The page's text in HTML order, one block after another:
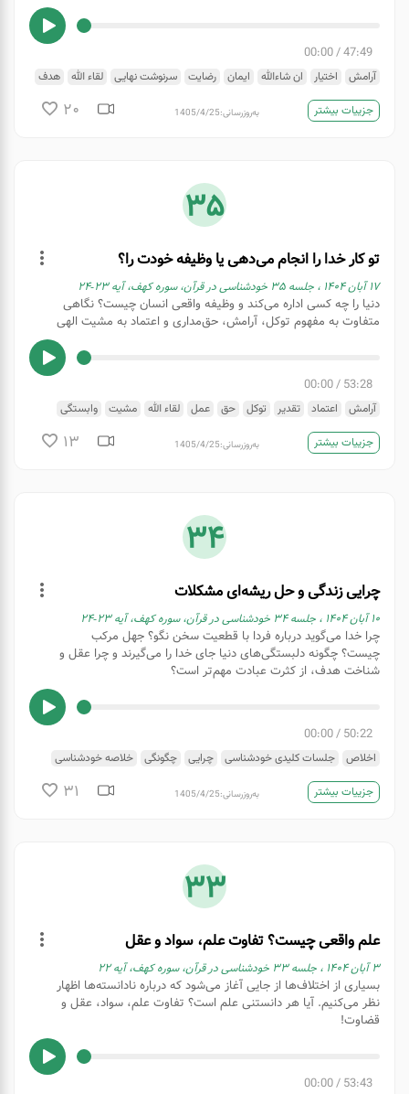
47:49
/
00:00
آرامش اختیار ان شاءالله ایمان رضایت سرنوشت نهایی لقاء الله
هدف
یقین
جزییات بیشتر به‌روزرسانی:1405/4/25
20
35
تو کار خدا را انجام می‌دهی یا وظیفه خودت را؟
۱۷ آبان ۱۴۰۴ ، جلسه ۳۵ خودشناسی در قرآن، سوره کهف، آیه ۲۳-۲۴
دنیا را چه کسی اداره می‌کند و وظیفه واقعی انسان چیست؟ نگاهی
متفاوت به مفهوم توکل، آرامش، حق‌مداری و اعتماد به مشیت الهی
53:28
/
00:00
آرامش اعتماد تقدیر توکل حق عمل لقاء الله مشیت
وابستگی
وظیفه
جزییات بیشتر به‌روزرسانی:1405/4/25
13
34
چرایی زندگی و حل ریشه‌‌ای مشکلات
۱۰ آبان ۱۴۰۴ ، جلسه ۳۴ خودشناسی در قرآن، سوره کهف، آیه ۲۳-۲۴
چرا خدا می‌گوید درباره فردا با قطعیت سخن نگو؟ جهل مرکب
چیست؟ چگونه دلبستگی‌های دنیا جای خدا را می‌گیرند و چرا عقل و
شناخت هدف، از کثرت عبادت مهم‌تر است؟
50:22
/
00:00
اخلاص جلسات کلیدی خودشناسی چرایی چگونگی
خلاصه خودشناسی
طلبکاری
عقل
جزییات بیشتر به‌روزرسانی:1405/4/25
31
33
علم واقعی چیست؟ تفاوت علم، سواد و عقل
۳ آبان ۱۴۰۴ ، جلسه ۳۳ خودشناسی در قرآن، سوره کهف، آیه ۲۲
بسیاری از اختلاف‌ها از جایی آغاز می‌شود که درباره نادانسته‌ها اظهار
نظر می‌کنیم. آیا هر دانستنی علم است؟ تفاوت علم، سواد، عقل و
قضاوت!
53:43
/
00:00